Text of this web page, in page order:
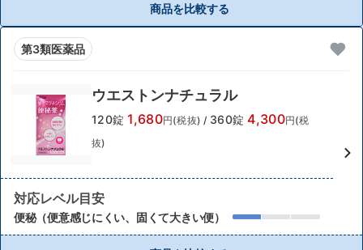
商品を比較する
第3類医薬品
ウエストンナチュラル
120錠 1,680円(税抜) / 360錠 4,300円(税
抜)
対応レベル目安
便秘（便意感じにくい、固くて大きい便）